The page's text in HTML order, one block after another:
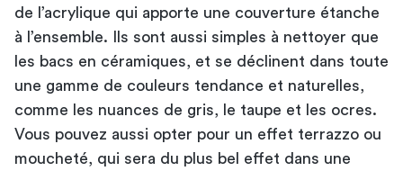
de l’acrylique qui apporte une couverture étanche
à l’ensemble. Ils sont aussi simples à nettoyer que
les bacs en céramiques, et se déclinent dans toute
une gamme de couleurs tendance et naturelles,
comme les nuances de gris, le taupe et les ocres.
Vous pouvez aussi opter pour un effet terrazzo ou
moucheté, qui sera du plus bel effet dans une